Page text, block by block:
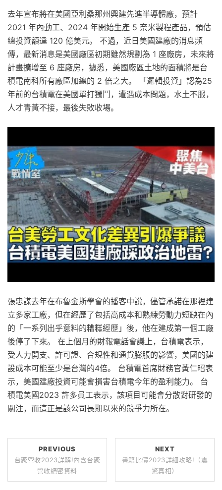
去年宣布將在美國亞利桑那州興建先進半導體廠，預計
2021 年內動工、2024 年開始生產 5 奈米製程產品，預估
總投資額達 120 億美元。 不過，近日美國建廠的消息頻
傳，最新消息是美國廠區初期雖然規劃為 1 座廠房，未來將
計畫擴增至 6 座廠房，據悉，美國廠區土地的面積將是台
積電南科所有廠區加總的 2 倍之大。 「邏輯投資」認為25
年前的台積電在美國單打獨鬥，遭遇成本問題，水土不服，
人才青黃不接，最後失敗收場。
張忠謀去年在布魯金斯學會的播客中說，儘管承諾在那裡建
立多家工廠，但在經歷了包括高成本和熟練勞動力短缺在內
的「一系列出乎意料的糟糕經歷」後，他在建成第一個工廠
後停了下來。 在上個月的財報電話會議上，台積電表示，
受人力開支、許可證、合規性和通貨膨脹的影響，美國的建
設成本可能至少是台灣的4倍。 台積電首席財務官黃仁昭表
示，美國建廠投資可能會損害台積電今年的盈利能力。 台
積電美國2023 許多員工表示，該項目可能會分散對研發的
關注，而這正是該公司長期以來的競爭力所在。
PREVIOUS
台聚營收2023詳解!內含台聚
營收絕密資料
NEXT
書籍比價2023詳細攻略!（震
驚真相）